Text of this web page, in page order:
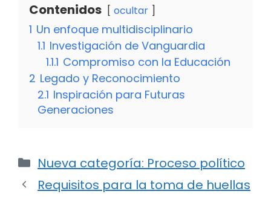
Contenidos ocultar
1 Un enfoque multidisciplinario
1.1 Investigación de Vanguardia
1.1.1 Compromiso con la Educación
2 Legado y Reconocimiento
2.1 Inspiración para Futuras
Generaciones
Categorías
Nueva categoría: Proceso político
Requisitos para la toma de huellas